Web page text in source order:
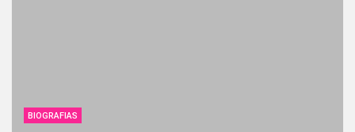
BIOGRAFIAS